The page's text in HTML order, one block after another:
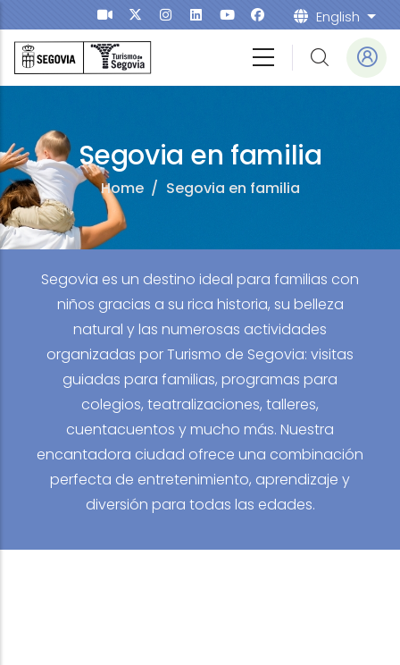
Skip to main content English List
Segovia en familia
Home / Segovia en familia
Segovia es un destino ideal para familias con
niños gracias a su rica historia, su belleza
natural y las numerosas actividades
organizadas por Turismo de Segovia: visitas
guiadas para familias, programas para
colegios, teatralizaciones, talleres,
cuentacuentos y mucho más. Nuestra
encantadora ciudad ofrece una combinación
perfecta de entretenimiento, aprendizaje y
diversión para todas las edades.